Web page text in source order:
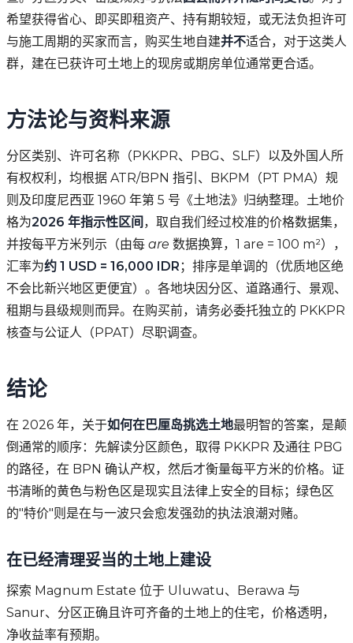
希望获得省心、即买即租资产、持有期较短，或无法负担许可
与施工周期的买家而言，购买生地自建并不适合，对于这类人
群，建在已获许可土地上的现房或期房单位通常更合适。
方法论与资料来源
分区类别、许可名称（PKKPR、PBG、SLF）以及外国人所
有权权利，均根据 ATR/BPN 指引、BKPM（PT PMA）规
则及印度尼西亚 1960 年第 5 号《土地法》归纳整理。土地价
格为2026 年指示性区间 ，取自我们经过校准的价格数据集，
并按每平方米列示（由每 are 数据换算，1 are = 100 m²），
汇率为约 1 USD = 16,000 IDR ；排序是单调的（优质地区绝
不会比新兴地区更便宜）。各地块因分区、道路通行、景观、
租期与县级规则而异。在购买前，请务必委托独立的 PKKPR
核查与公证人（PPAT）尽职调查。
结论
在 2026 年，关于如何在巴厘岛挑选土地最明智的答案，是颠
倒通常的顺序：先解读分区颜色，取得 PKKPR 及通往 PBG
的路径，在 BPN 确认产权，然后才衡量每平方米的价格。证
书清晰的黄色与粉色区是现实且法律上安全的目标；绿色区
的"特价"则是在与一波只会愈发强劲的执法浪潮对赌。
在已经清理妥当的土地上建设
探索 Magnum Estate 位于 Uluwatu、Berawa 与
Sanur、分区正确且许可齐备的土地上的住宅，价格透明，
净收益率有预期。